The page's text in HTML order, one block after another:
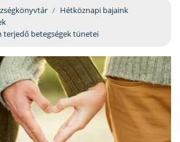
Hétköznapi bajaink
terjedő betegségek tünetei